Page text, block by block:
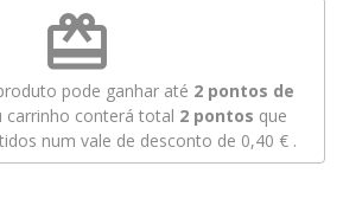
redeem
pode ganhar até 2pontos de
carrinho conterá total 2 pontos que
num vale de desconto de 0,40 €.